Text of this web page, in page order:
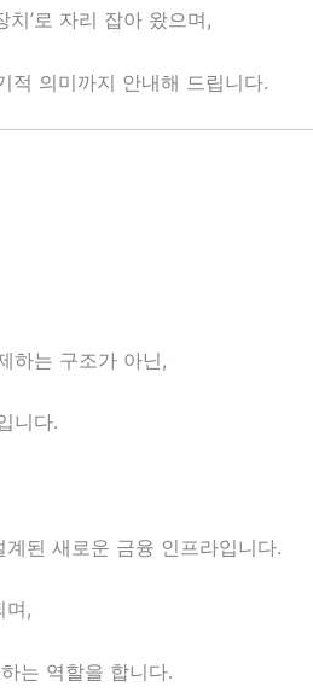
’로 자리 잡아 왔으며,
적 의미까지 안내해 드립니다.
하는 구조가 아닌,
니다.
된 새로운 금융 인프라입니다.
며,
는 역할을 합니다.